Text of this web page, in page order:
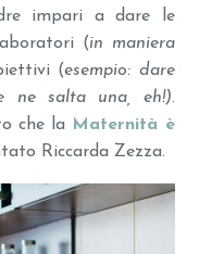
impari a dare le
(in maniera
(esempio: dare
ne salta una, eh!).
che la
Maternità è
Riccarda Zezza.